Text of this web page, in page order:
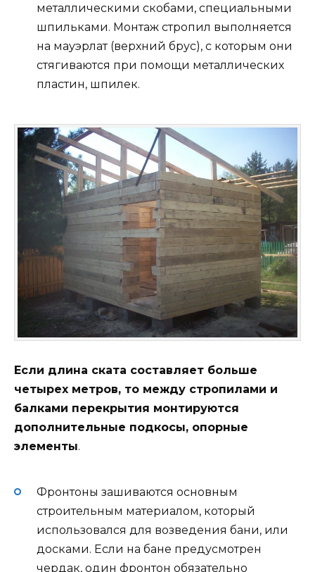
металлическими скобами, специальными
шпильками. Монтаж стропил выполняется
на мауэрлат (верхний брус), с которым они
стягиваются при помощи металлических
пластин, шпилек.
Если длина ската составляет больше
четырех метров, то между стропилами и
балками перекрытия монтируются
дополнительные подкосы, опорные
элементы.
Фронтоны зашиваются основным
строительным материалом, который
использовался для возведения бани, или
досками. Если на бане предусмотрен
чердак, один фронтон обязательно